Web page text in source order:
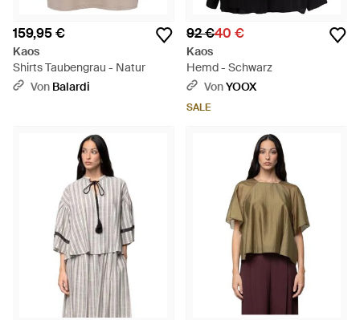
159,95 €
Kaos
Shirts Taubengrau - Natur
Von Balardi
92 €40 €
Kaos
Hemd - Schwarz
VonYOOX
SALE